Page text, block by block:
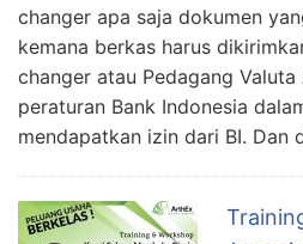
changer apa saja dokumen
kemana berkas harus
changer atau Pedagang
peraturan Bank Indonesia
mendapatkan izin dari BI. Dan